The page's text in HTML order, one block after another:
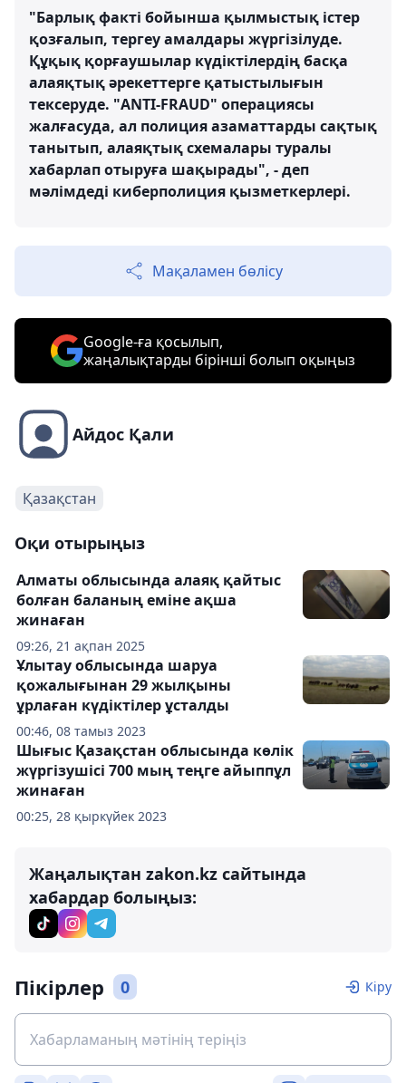
"Барлық факті бойынша қылмыстық істер
қозғалып, тергеу амалдары жүргізілуде.
Құқық қорғаушылар күдіктілердің басқа
алаяқтық әрекеттерге қатыстылығын
тексеруде. "ANTI-FRAUD" операциясы
жалғасуда, ал полиция азаматтарды сақтық
танытып, алаяқтық схемалары туралы
хабарлап отыруға шақырады", - деп
мәлімдеді киберполиция қызметкерлері.
Мақаламен бөлісу
Google-ға қосылып,
жаңалықтарды бірінші болып оқыңыз
Айдос Қали
Қазақстан
Оқи отырыңыз
09:26, 21 ақпан 2025
Алматы облысында алаяқ қайтыс
болған баланың еміне ақша
жинаған
00:46, 08 тамыз 2023
Ұлытау облысында шаруа
қожалығынан 29 жылқыны
ұрлаған күдіктілер ұсталды
00:25, 28 қыркүйек 2023
Шығыс Қазақстан облысында көлік
жүргізушісі 700 мың теңге айыппұл
жинаған
Жаңалықтан zakon.kz сайтында
хабардар болыңыз:
Пікірлер 0 Кіру